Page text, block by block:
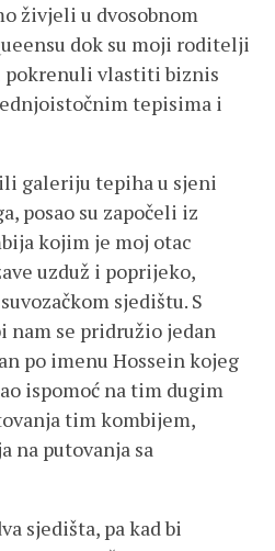
živjeli u dvosobnom
dok su moji roditelji
pokrenuli vlastiti biznis
tepisima i
galeriju tepiha u sjeni
posao su započeli iz
kojim je moj otac
uzduž i poprijeko,
sjedištu. S
nam se pridružio jedan
po imenu Hossein kojeg
ispomoć na tim dugim
tim kombijem,
na putovanja sa
sjedišta, pa kad bi